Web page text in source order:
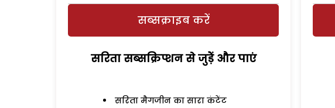
सब्सक्राइब करें
सरिता सब्सक्रिप्शन से जुड़ेें और पाएं
सरिता मैगजीन का सारा कंटेंट